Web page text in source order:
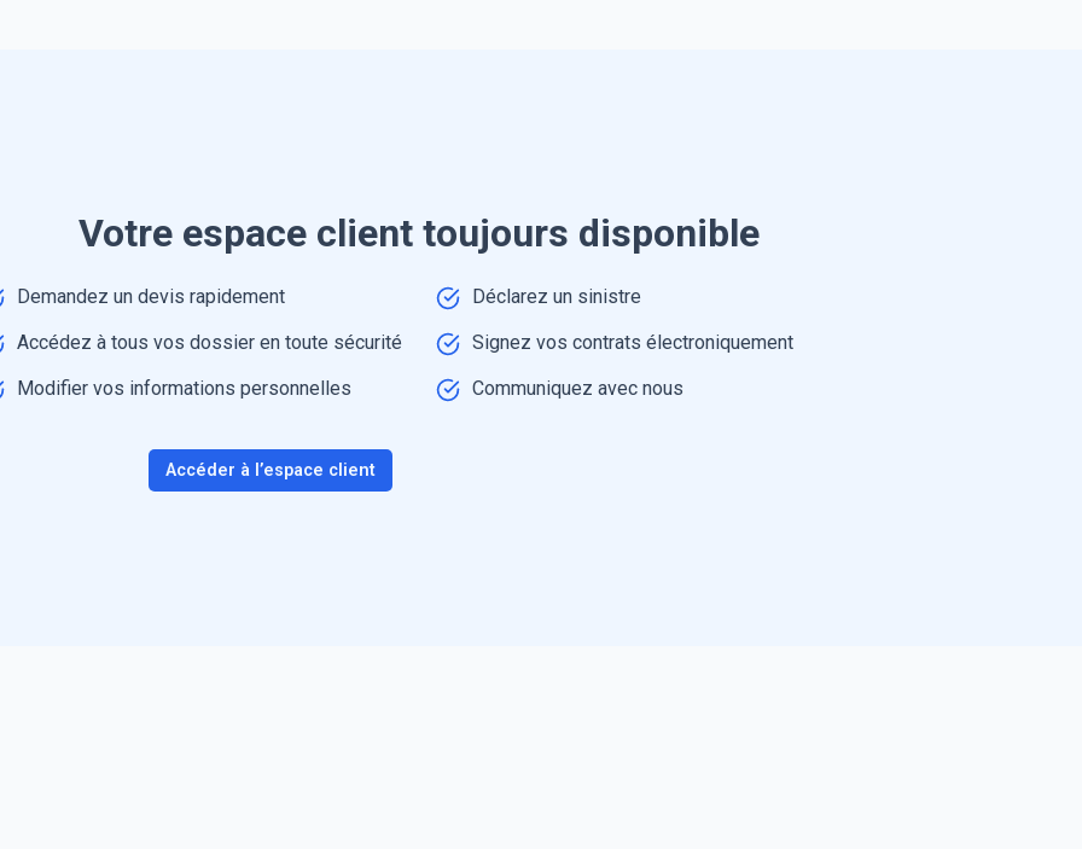
Votre espace client toujours disponible
Demandez un devis rapidement
Déclarez un sinistre
Accédez à tous vos dossier en toute sécurité
Signez vos contrats électroniquement
Modifier vos informations personnelles
Communiquez avec nous
Accéder à l’espace client